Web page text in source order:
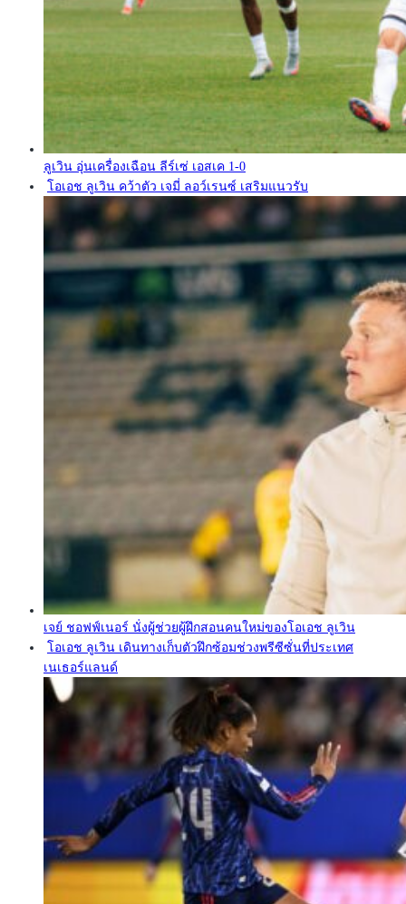
ลูเวิน อุ่นเครื่องเฉือน ลีร์เซ่ เอสเค 1-0
โอเอช ลูเวิน คว้าตัว เจมี่ ลอว์เรนซ์ เสริมแนวรับ
เจย์ ชอฟฟ์เนอร์ นั่งผู้ช่วยผู้ฝึกสอนคนใหม่ของโอเอช ลูเวิน
โอเอช ลูเวิน เดินทางเก็บตัวฝึกซ้อมช่วงพรีซีซั่นที่ประเทศ
เนเธอร์แลนด์